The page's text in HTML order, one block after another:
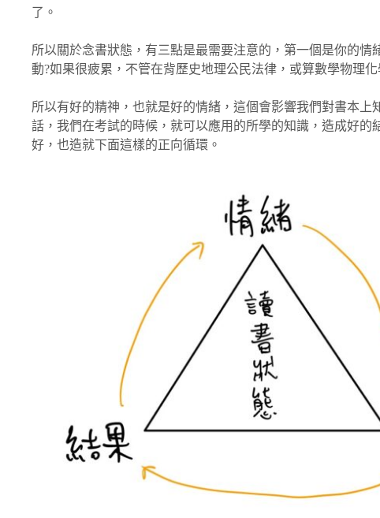
了。
所以關於念書狀態，有三點是最需要注意的，第一個是你的
動?如果很疲累，不管在背歷史地理公民法律，或算數學物理
所以有好的精神，也就是好的情緒，這個會影響我們對書本上
話，我們在考試的時候，就可以應用的所學的知識，造成好的
好，也造就下面這樣的正向循環。